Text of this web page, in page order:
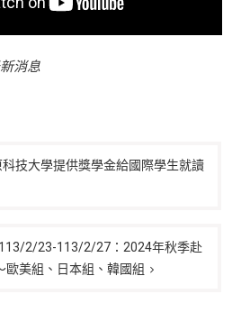
消息
科技大學提供獎學金給國際學生就讀
113/2/23-113/2/27：2024年秋季赴
歐美組、日本組、韓國組